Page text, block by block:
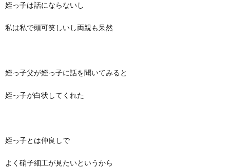
姪っ子は話にならないし
私は私で頭可笑しいし両親も呆然
姪っ子父が姪っ子に話を聞いてみると
姪っ子が白状してくれた
姪っ子とは仲良しで
よく硝子細工が見たいというから